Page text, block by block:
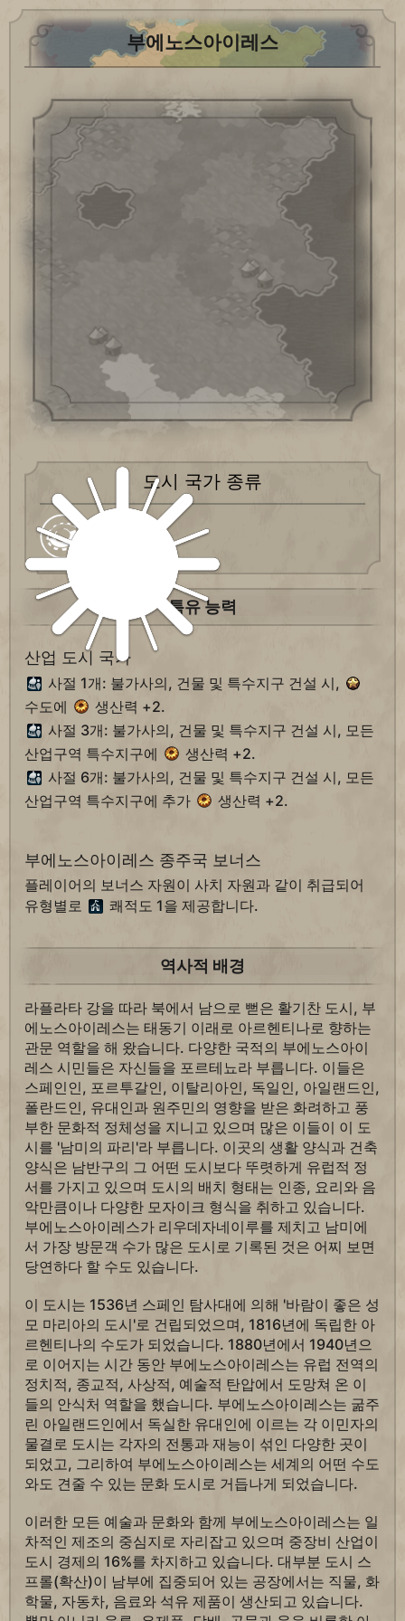
부에노스아이레스
도시 국가 종류
특유 능력
산업 도시 국가
사절 1개: 불가사의, 건물 및 특수지구 건설 시,
수도에
생산력 +2.
사절 3개: 불가사의, 건물 및 특수지구 건설 시, 모든
산업구역 특수지구에
생산력 +2.
사절 6개: 불가사의, 건물 및 특수지구 건설 시, 모든
산업구역 특수지구에 추가
생산력 +2.
부에노스아이레스 종주국 보너스
플레이어의 보너스 자원이 사치 자원과 같이 취급되어
유형별로
쾌적도 1을 제공합니다.
역사적 배경
라플라타 강을 따라 북에서 남으로 뻗은 활기찬 도시, 부
에노스아이레스는 태동기 이래로 아르헨티나로 향하는
관문 역할을 해 왔습니다. 다양한 국적의 부에노스아이
레스 시민들은 자신들을 포르테뇨라 부릅니다. 이들은
스페인인, 포르투갈인, 이탈리아인, 독일인, 아일랜드인,
폴란드인, 유대인과 원주민의 영향을 받은 화려하고 풍
부한 문화적 정체성을 지니고 있으며 많은 이들이 이 도
시를 '남미의 파리'라 부릅니다. 이곳의 생활 양식과 건축
양식은 남반구의 그 어떤 도시보다 뚜렷하게 유럽적 정
서를 가지고 있으며 도시의 배치 형태는 인종, 요리와 음
악만큼이나 다양한 모자이크 형식을 취하고 있습니다.
부에노스아이레스가 리우데자네이루를 제치고 남미에
서 가장 방문객 수가 많은 도시로 기록된 것은 어찌 보면
당연하다 할 수도 있습니다.
이 도시는 1536년 스페인 탐사대에 의해 '바람이 좋은 성
모 마리아의 도시'로 건립되었으며, 1816년에 독립한 아
르헨티나의 수도가 되었습니다. 1880년에서 1940년으
로 이어지는 시간 동안 부에노스아이레스는 유럽 전역의
정치적, 종교적, 사상적, 예술적 탄압에서 도망쳐 온 이
들의 안식처 역할을 했습니다. 부에노스아이레스는 굶주
린 아일랜드인에서 독실한 유대인에 이르는 각 이민자의
물결로 도시는 각자의 전통과 재능이 섞인 다양한 곳이
되었고, 그리하여 부에노스아이레스는 세계의 어떤 수도
와도 견줄 수 있는 문화 도시로 거듭나게 되었습니다.
이러한 모든 예술과 문화와 함께 부에노스아이레스는 일
차적인 제조의 중심지로 자리잡고 있으며 중장비 산업이
도시 경제의 16%를 차지하고 있습니다. 대부분 도시 스
프롤(확산)이 남부에 집중되어 있는 공장에서는 직물, 화
학물, 자동차, 음료와 석유 제품이 생산되고 있습니다.